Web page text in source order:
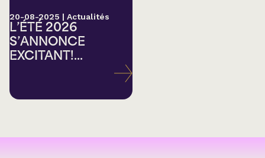
20-08-2025 | Actualités
L’ÉTÉ 2026
S’ANNONCE
EXCITANT!...